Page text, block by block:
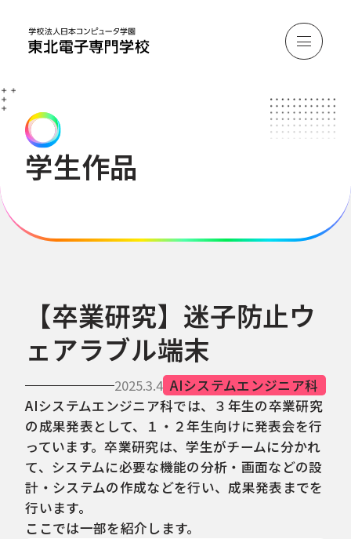
学生作品
【卒業研究】迷子防止ウ
ェアラブル端末
2025.3.4 AIシステムエンジニア科
AIシステムエンジニア科では、３年生の卒業研究
の成果発表として、１・２年生向けに発表会を行
っています。卒業研究は、学生がチームに分かれ
て、システムに必要な機能の分析・画面などの設
計・システムの作成などを行い、成果発表までを
行います。
ここでは一部を紹介します。